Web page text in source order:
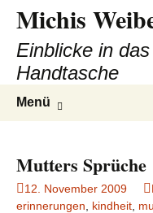
Michis
Einblicke in
Handtasche
Menü
Mutters Sprüche
12. November 2009
erinnerungen
kindheit